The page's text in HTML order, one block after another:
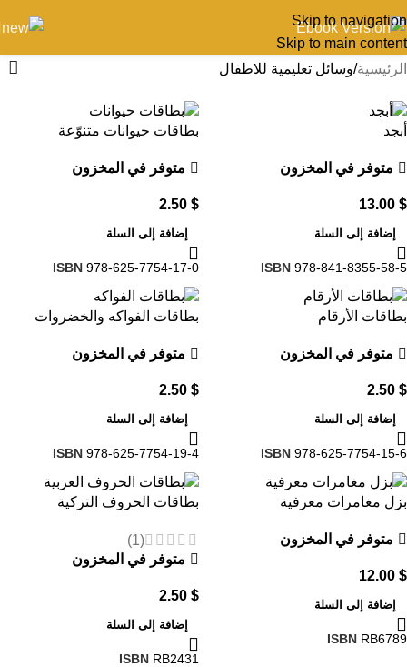
Skip to navigation
Skip to main content
الرئيسية وسائل تعليمية للاطفال
أبجد
متوفر في المخزون
13.00 $
إضافة إلى السلة
ISBN 978-841-8355-58-5
بطاقات حيوانات متنوّعة
متوفر في المخزون
2.50 $
إضافة إلى السلة
ISBN 978-625-7754-17-0
بطاقات الأرقام
متوفر في المخزون
2.50 $
إضافة إلى السلة
ISBN 978-625-7754-15-6
بطاقات الفواكه والخضروات
متوفر في المخزون
2.50 $
إضافة إلى السلة
ISBN 978-625-7754-19-4
بزل مغامرات معرفية
متوفر في المخزون
12.00 $
إضافة إلى السلة
ISBN RB6789
بطاقات الحروف التركية
(1)
متوفر في المخزون
2.50 $
إضافة إلى السلة
ISBN RB2431